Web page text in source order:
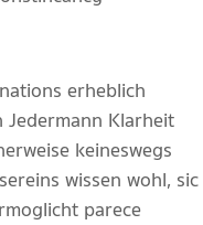
erheblich
Klarheit
keineswegs
wissen wohl, sic
parece